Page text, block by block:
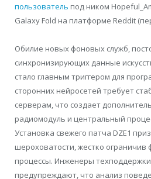
пользователь под ником
Galaxy Fold на платформе Reddit
Обилие новых фоновых служб,
синхронизирующих данные
стало главным триггером для
сторонних нейросетей требует
серверам, что создает
радиомодуль и центральный
Установка свежего патча DZE1
шероховатости, жестко
процессы. Инженеры
предупреждают, что анализ